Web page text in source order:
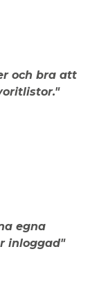
och bra att
egna
inloggad"